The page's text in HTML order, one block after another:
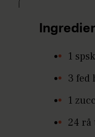
1
3 fed
1
24 rå